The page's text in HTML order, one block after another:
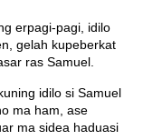
erpagi-pagi, idilo
gelah kupeberkat
ras Samuel.
idilo si Samuel
ma ham, ase
ma sidea haduasi